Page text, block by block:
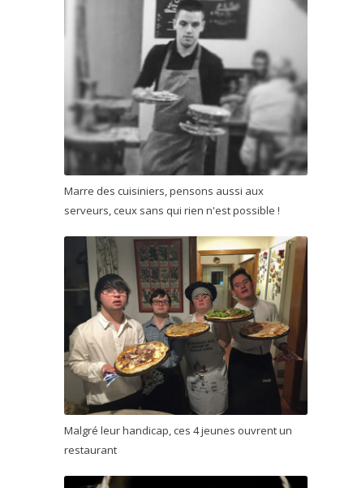
Marre des cuisiniers, pensons aussi aux
serveurs, ceux sans qui rien n'est possible !
Malgré leur handicap, ces 4 jeunes ouvrent un
restaurant